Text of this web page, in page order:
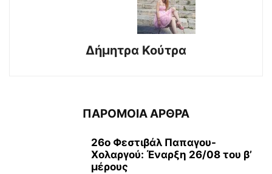
Δήμητρα Κούτρα
ΠΑΡΟΜΟΙΑ ΑΡΘΡΑ
26ο Φεστιβάλ Παπαγου-
Χολαργού: Έναρξη 26/08 του β’
μέρους